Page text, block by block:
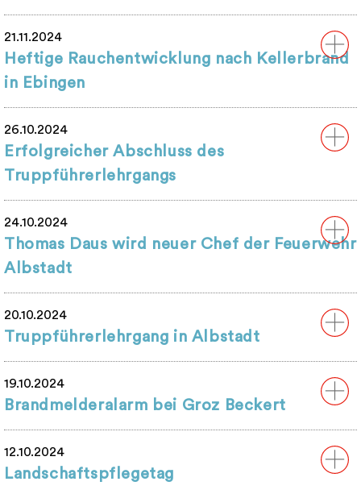
21.11.2024
Heftige Rauchentwicklung nach Kellerbrand
in Ebingen
26.10.2024
Erfolgreicher Abschluss des
Truppführerlehrgangs
24.10.2024
Thomas Daus wird neuer Chef der Feuerwehr
Albstadt
20.10.2024
Truppführerlehrgang in Albstadt
19.10.2024
Brandmelderalarm bei Groz Beckert
12.10.2024
Landschaftspflegetag